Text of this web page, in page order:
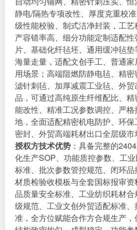
静电/隔热专项改性、厚度克重校
级性能校验、制式洁净封装，工
产容错率高、细分功能定制适配
片、基础化纤毡坯、通用缓冲毡
海量走量，适配文创手工、普通
用场景；高端阻燃防静电毡、精
滤针刺毡、加厚减震工业毡、外
品，可通过高纯原生纤维配比、
能改性、精准工况参数调控、严
地，全面适配精密机电防护、环
密封、外贸高端耗材出口全层级市
授权方技术优势 ：具备完整的
化生产SOP、功能质控参数、工
标准、批次参数管控规范、闭环
材质检验收模板与全套国标报审
品质量安全标准、工业纺织耗材
级规范、工业文创外贸适配标准
准，全方位赋能合作方合规生产，